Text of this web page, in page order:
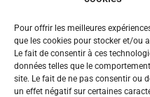
Pour offrir les meilleures
que les cookies pour stocker et/ou
Le fait de consentir à ces
données telles que le
site. Le fait de ne pas consentir ou
un effet négatif sur certaines